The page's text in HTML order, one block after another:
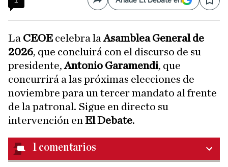
Compartir Save
La CEOE celebra laAsamblea General de
2026, que concluirá con el discurso de su
presidente,Antonio Garamendi, que
concurrirá a las próximas elecciones de
noviembre para un tercer mandato al frente
de la patronal. Sigue en directo su
intervención en El Debate.
1 comentarios